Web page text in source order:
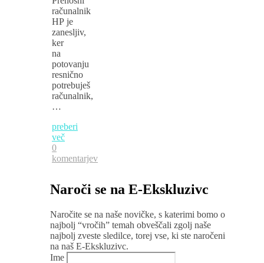
računalnik
HP je
zanesljiv,
ker
na
potovanju
resnično
potrebuješ
računalnik,
…
preberi
več
0
komentarjev
Naroči se na E-Ekskluzivc
Naročite se na naše novičke, s katerimi bomo o
najbolj “vročih” temah obveščali zgolj naše
najbolj zveste sledilce, torej vse, ki ste naročeni
na naš E-Ekskluzivc.
Ime